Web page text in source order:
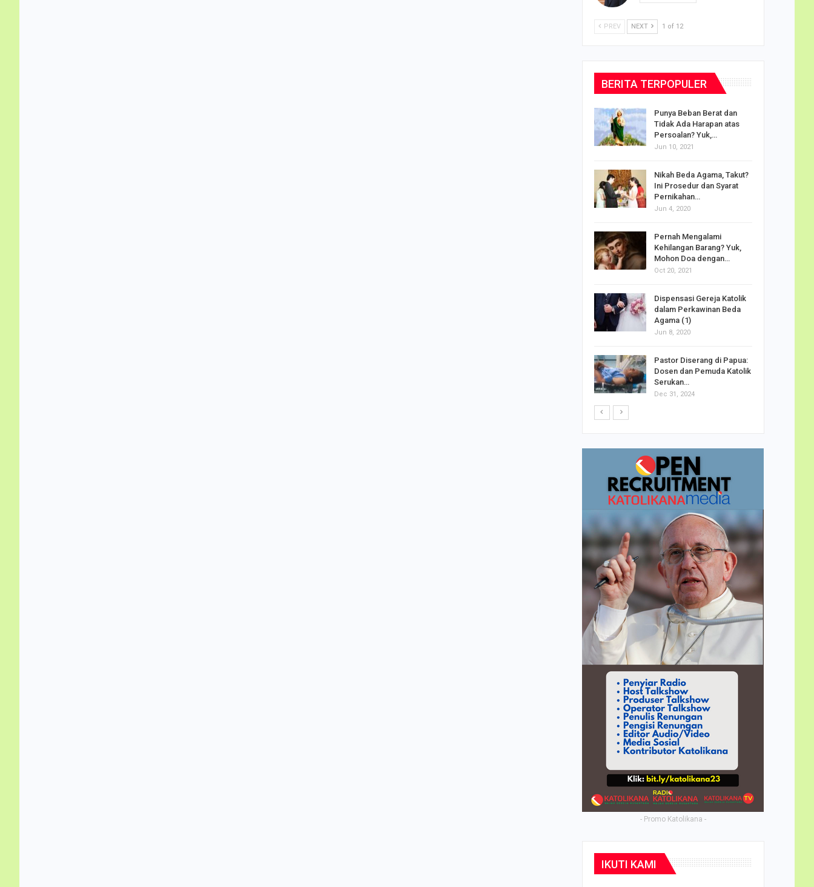
PREV NEXT 1 of 12
BERITA TERPOPULER
Punya Beban Berat dan
Tidak Ada Harapan atas
Persoalan? Yuk,…
Jun 10, 2021
Nikah Beda Agama, Takut?
Ini Prosedur dan Syarat
Pernikahan…
Jun 4, 2020
Pernah Mengalami
Kehilangan Barang? Yuk,
Mohon Doa dengan…
Oct 20, 2021
Dispensasi Gereja Katolik
dalam Perkawinan Beda
Agama (1)
Jun 8, 2020
Pastor Diserang di Papua:
Dosen dan Pemuda Katolik
Serukan…
Dec 31, 2024
- Promo Katolikana -
IKUTI KAMI